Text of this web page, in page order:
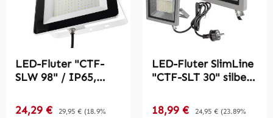
LED-Fluter "CTF-
SLW 98" / IP65,
4000K neutralweiß
Verkaufspreis:
24,29 € Regulärer Preis:
29,95 € (18.9%
LED-Fluter SlimLine
"CTF-SLT 30" silber /
neutralweiß, IP44
Verkaufspreis:
18,99 € Regulärer Preis:
24,95 € (23.89%